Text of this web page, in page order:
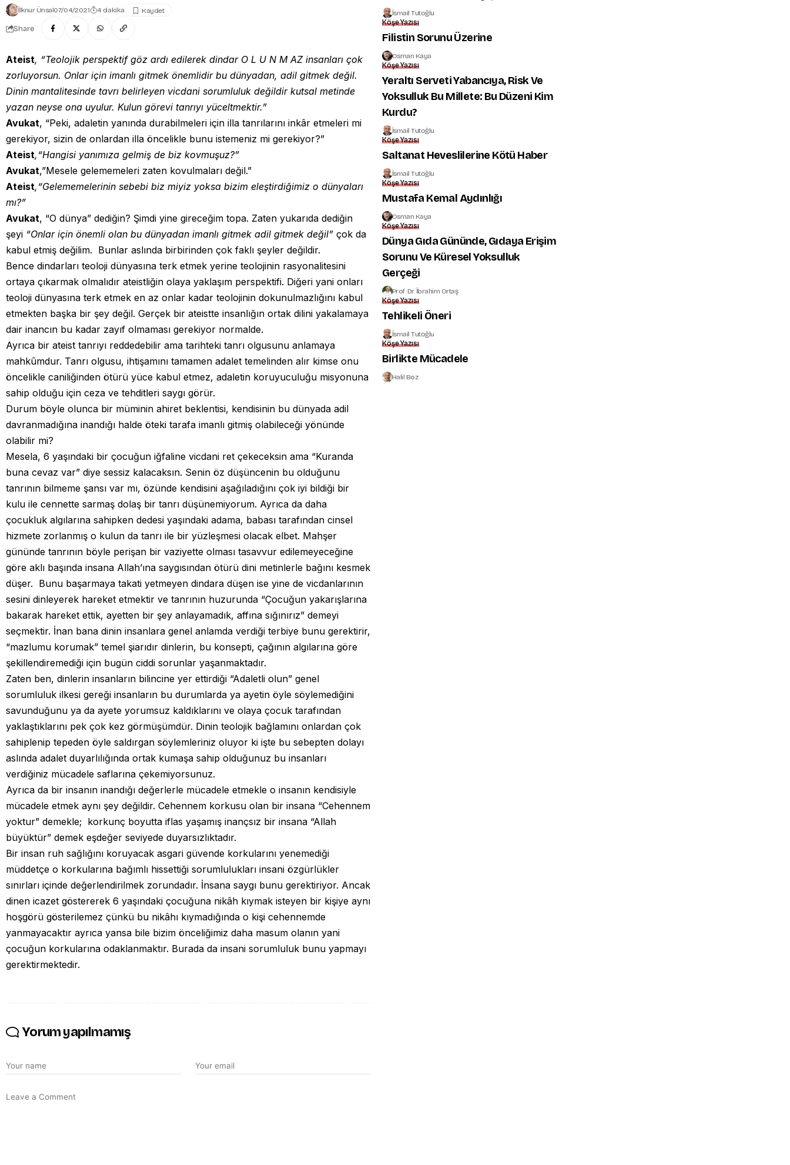
İlknur Ünsal07/04/2021 4 dakika
Share
Ateist, “Teolojik perspektif göz ardı edilerek dindar O L U N M AZ insanları çok
zorluyorsun. Onlar için imanlı gitmek önemlidir bu dünyadan, adil gitmek değil.
Dinin mantalitesinde tavrı belirleyen vicdani sorumluluk değildir kutsal metinde
yazan neyse ona uyulur. Kulun görevi tanrıyı yüceltmektir.”
Avukat, “Peki, adaletin yanında durabilmeleri için illa tanrılarını inkâr etmeleri mi
gerekiyor, sizin de onlardan illa öncelikle bunu istemeniz mi gerekiyor?”
Ateist,“Hangisi yanımıza gelmiş de biz kovmuşuz?”
Avukat,”Mesele gelememeleri zaten kovulmaları değil.”
Ateist,“Gelememelerinin sebebi biz miyiz yoksa bizim eleştirdiğimiz o dünyaları
mı?”
Avukat, “O dünya” dediğin? Şimdi yine gireceğim topa. Zaten yukarıda dediğin
şeyi “Onlar için önemli olan bu dünyadan imanlı gitmek adil gitmek değil” çok da
kabul etmiş değilim. Bunlar aslında birbirinden çok faklı şeyler değildir.
Bence dindarları teoloji dünyasına terk etmek yerine teolojinin rasyonalitesini
ortaya çıkarmak olmalıdır ateistliğin olaya yaklaşım perspektifi. Diğeri yani onları
teoloji dünyasına terk etmek en az onlar kadar teolojinin dokunulmazlığını kabul
etmekten başka bir şey değil. Gerçek bir ateistte insanlığın ortak dilini yakalamaya
dair inancın bu kadar zayıf olmaması gerekiyor normalde.
Ayrıca bir ateist tanrıyı reddedebilir ama tarihteki tanrı olgusunu anlamaya
mahkûmdur. Tanrı olgusu, ihtişamını tamamen adalet temelinden alır kimse onu
öncelikle caniliğinden ötürü yüce kabul etmez, adaletin koruyuculuğu misyonuna
sahip olduğu için ceza ve tehditleri saygı görür.
Durum böyle olunca bir müminin ahiret beklentisi, kendisinin bu dünyada adil
davranmadığına inandığı halde öteki tarafa imanlı gitmiş olabileceği yönünde
olabilir mi?
Mesela, 6 yaşındaki bir çocuğun iğfaline vicdani ret çekeceksin ama “Kuranda
buna cevaz var” diye sessiz kalacaksın. Senin öz düşüncenin bu olduğunu
tanrının bilmeme şansı var mı, özünde kendisini aşağıladığını çok iyi bildiği bir
kulu ile cennette sarmaş dolaş bir tanrı düşünemiyorum. Ayrıca da daha
çocukluk algılarına sahipken dedesi yaşındaki adama, babası tarafından cinsel
hizmete zorlanmış o kulun da tanrı ile bir yüzleşmesi olacak elbet. Mahşer
gününde tanrının böyle perişan bir vaziyette olması tasavvur edilemeyeceğine
göre aklı başında insana Allah’ına saygısından ötürü dini metinlerle bağını kesmek
düşer. Bunu başarmaya takati yetmeyen dindara düşen ise yine de vicdanlarının
sesini dinleyerek hareket etmektir ve tanrının huzurunda “Çocuğun yakarışlarına
bakarak hareket ettik, ayetten bir şey anlayamadık, affına sığınırız” demeyi
seçmektir. İnan bana dinin insanlara genel anlamda verdiği terbiye bunu gerektirir,
“mazlumu korumak” temel şiarıdır dinlerin, bu konsepti, çağının algılarına göre
şekillendiremediği için bugün ciddi sorunlar yaşanmaktadır.
Zaten ben, dinlerin insanların bilincine yer ettirdiği “Adaletli olun” genel
sorumluluk ilkesi gereği insanların bu durumlarda ya ayetin öyle söylemediğini
savunduğunu ya da ayete yorumsuz kaldıklarını ve olaya çocuk tarafından
yaklaştıklarını pek çok kez görmüşümdür. Dinin teolojik bağlamını onlardan çok
sahiplenip tepeden öyle saldırgan söylemleriniz oluyor ki işte bu sebepten dolayı
aslında adalet duyarlılığında ortak kumaşa sahip olduğunuz bu insanları
verdiğiniz mücadele saflarına çekemiyorsunuz.
Ayrıca da bir insanın inandığı değerlerle mücadele etmekle o insanın kendisiyle
mücadele etmek aynı şey değildir. Cehennem korkusu olan bir insana “Cehennem
yoktur” demekle; korkunç boyutta iflas yaşamış inançsız bir insana “Allah
büyüktür” demek eşdeğer seviyede duyarsızlıktadır.
Bir insan ruh sağlığını koruyacak asgari güvende korkularını yenemediği
müddetçe o korkularına bağımlı hissettiği sorumlulukları insani özgürlükler
sınırları içinde değerlendirilmek zorundadır. İnsana saygı bunu gerektiriyor. Ancak
dinen icazet göstererek 6 yaşındaki çocuğuna nikâh kıymak isteyen bir kişiye aynı
hoşgörü gösterilemez çünkü bu nikâhı kıymadığında o kişi cehennemde
yanmayacaktır ayrıca yansa bile bizim önceliğimiz daha masum olanın yani
çocuğun korkularına odaklanmaktır. Burada da insani sorumluluk bunu yapmayı
gerektirmektedir.
Yorum yapılmamış
İsmail Tutoğlu
Köşe Yazısı
Filistin Sorunu Üzerine
Osman Kaya
Köşe Yazısı
Yeraltı Serveti Yabancıya, Risk Ve
Yoksulluk Bu Millete: Bu Düzeni Kim
Kurdu?
İsmail Tutoğlu
Köşe Yazısı
Saltanat Heveslilerine Kötü Haber
İsmail Tutoğlu
Köşe Yazısı
Mustafa Kemal Aydınlığı
Osman Kaya
Köşe Yazısı
Dünya Gıda Gününde, Gıdaya Erişim
Sorunu Ve Küresel Yoksulluk
Gerçeği
Prof. Dr. İbrahim Ortaş
Köşe Yazısı
Tehlikeli Öneri
İsmail Tutoğlu
Köşe Yazısı
Birlikte Mücadele
Halil Boz